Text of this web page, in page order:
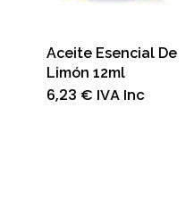
Aceite Esencial De
Limón 12ml
6,23 € IVA Inc